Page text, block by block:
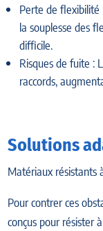
Perte de
la souplesse des
difficile.
Risques de fuite :
raccords,
Solutions
Matériaux résistants
Pour contrer ces
conçus pour résister